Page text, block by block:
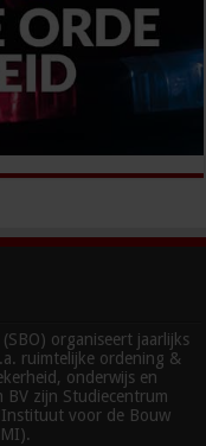
organiseert jaarlijks
ruimtelijke ordening &
onderwijs en
BV zijn Studiecentrum
Instituut voor de Bouw